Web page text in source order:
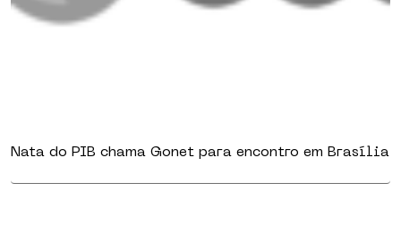
Nata do PIB chama Gonet para encontro em Brasília